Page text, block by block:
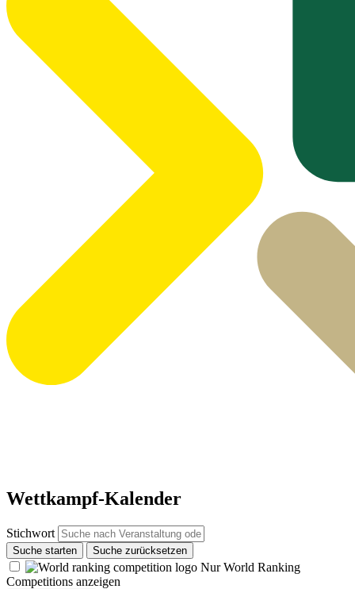
Wettkampf-Kalender
Stichwort
Suche starten Suche zurücksetzen
Nur World Ranking
Competitions anzeigen